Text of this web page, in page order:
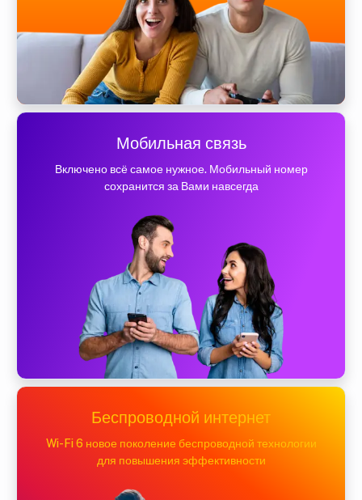
Мобильная связь
Включено всё самое нужное. Мобильный номер
сохранится за Вами навсегда
Беспроводной интернет
Wi-Fi 6 новое поколение беспроводной технологии
для повышения эффективности